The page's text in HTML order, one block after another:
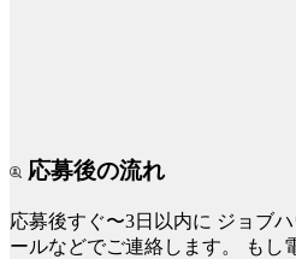
応募後の流れ
応募後すぐ〜3日以内に ジョブ
ールなどでご連絡します。
もし